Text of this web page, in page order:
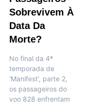
Sobrevivem À
Data Da
Morte?
No final da 4ª
temporada de
'Manifest', parte 2,
os passageiros do
voo 828 enfrentam